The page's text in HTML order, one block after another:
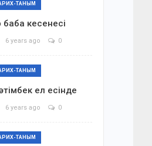
ТАНЫМ
баба кесенесі
6 years ago 0
ТАНЫМ
ел есінде
6 years ago 0
ТАНЫМ